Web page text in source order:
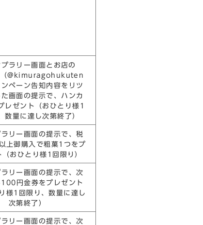
ラリー画面とお店の
@kimuragohukuten
ペーン告知内容をリツ
画面の提示で、ハンカ
レゼント（おひとり様1
数量に達し次第終了）
リー画面の提示で、税
上御購入で粗菓1つをプ
（おひとり様1回限り）
リー画面の提示で、次
100円金券をプレゼント
様1回限り、数量に達し
次第終了）
リー画面の提示で、次